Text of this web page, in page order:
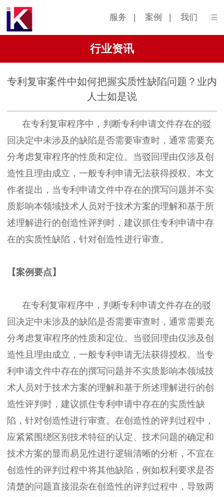
服务 | 案例 | 我们
行业资讯
专利复审案件中如何把握实质性缺陷问题？业内
人士如是说
在专利复审程序中，判断专利申请文件存在的驳
回决定中未涉及的缺陷是否需要审查时，通常需要充
分考虑复审程序的性质和定位。当驳回理由仅涉及创
造性且理由成立，一般专利申请无法获得授权。本文
作者提出，当专利申请文件中存在的撰写问题并不实
质影响本领域技术人员对于技术方案的理解和基于所
述理解进行的创造性评判时，建议抓住专利申请中存
在的实质性缺陷，针对创造性进行审查。
【案例要点】
在专利复审程序中，判断专利申请文件存在的驳
回决定中未涉及的缺陷是否需要审查时，通常需要充
分考虑复审程序的性质和定位。当驳回理由仅涉及创
造性且理由成立，一般专利申请无法获得授权。当专
利申请文件中存在的撰写问题并不实质影响本领域技
术人员对于技术方案的理解和基于所述理解进行的创
造性评判时，建议抓住专利申请中存在的实质性缺
陷，针对创造性进行审查。在创造性的评判过程中，
应紧紧围绕区别技术特征的认定、技术问题的确定和
技术方案的显而易见性进行逻辑清晰的分析，不宜在
创造性的评判过程中将其他缺陷，例如权利要求是否
清楚的问题直接混杂在创造性的评判过程中，导致两